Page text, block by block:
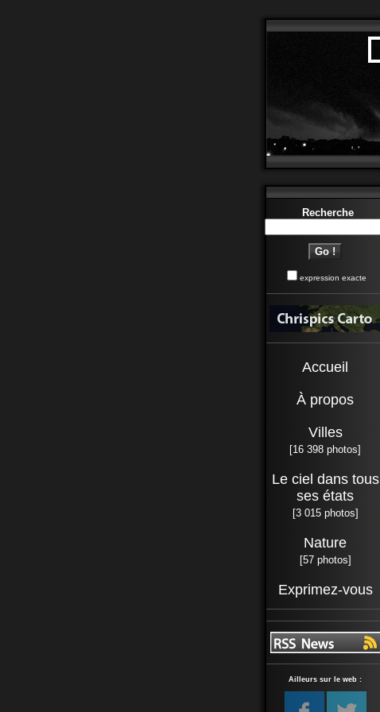
Recherche
expression exacte
Accueil
À propos
Villes
[16 398 photos]
Le ciel dans tous
ses états
[3 015 photos]
Nature
[57 photos]
Exprimez-vous
Ailleurs sur le web :